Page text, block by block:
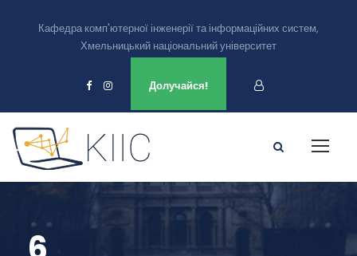
Кафедра комп'ютерної інженерії та інформаційних систем,
Хмельницький національний університет
Долучайся!